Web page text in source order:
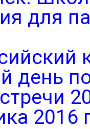
для
день
2016